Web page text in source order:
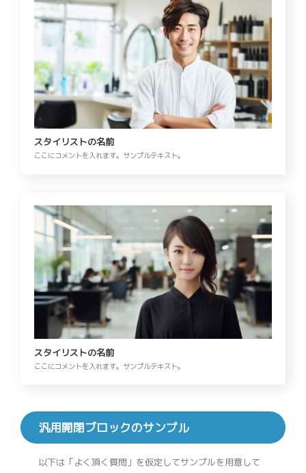
スタイリストの名前
ここにコメントを入れます。サンプルテキスト。
スタイリストの名前
ここにコメントを入れます。サンプルテキスト。
汎用開閉ブロックのサンプル
以下は「よく頂く質問」を仮定してサンプルを用意して